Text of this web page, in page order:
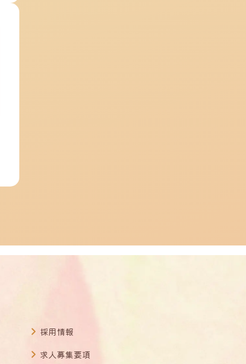
採用情報
求人募集要項